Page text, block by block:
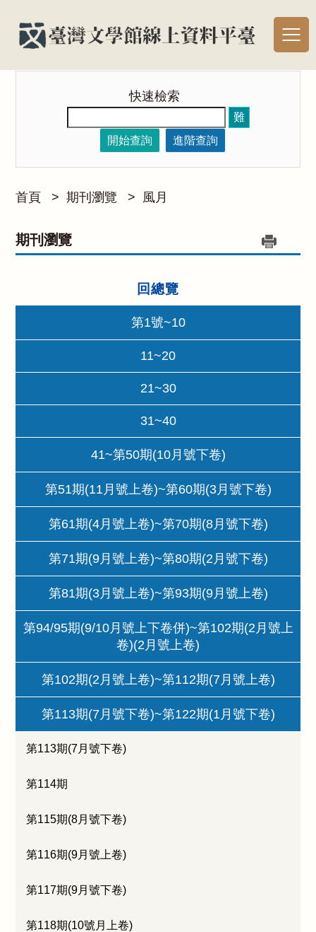
快速檢索
難
開始查詢
進階查詢
首頁 > 期刊瀏覽 > 風月
期刊瀏覽
回總覽
第1號~10
11~20
21~30
31~40
41~第50期(10月號下卷)
第51期(11月號上卷)~第60期(3月號下卷)
第61期(4月號上卷)~第70期(8月號下卷)
第71期(9月號上卷)~第80期(2月號下卷)
第81期(3月號上卷)~第93期(9月號上卷)
第94/95期(9/10月號上下卷併)~第102期(2月號上
卷)(2月號上卷)
第102期(2月號上卷)~第112期(7月號上卷)
第113期(7月號下卷)~第122期(1月號下卷)
第113期(7月號下卷)
第114期
第115期(8月號下卷)
第116期(9月號上卷)
第117期(9月號下卷)
第118期(10號月上卷)